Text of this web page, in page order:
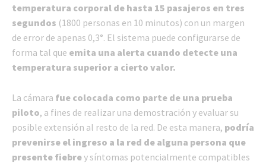
temperatura corporal de hasta 15 pasajeros en tres
segundos (1800 personas en 10 minutos) con un margen
de error de apenas 0,3°. El sistema puede configurarse de
forma tal que emita una alerta cuando detecte una
temperatura superior a cierto valor.
La cámara fue colocada como parte de una prueba
piloto, a fines de realizar una demostración y evaluar su
posible extensión al resto de la red. De esta manera, podría
prevenirse el ingreso a la red de alguna persona que
presente fiebrey síntomas potencialmente compatibles